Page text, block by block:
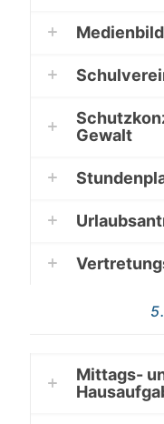
Gewalt
Mittags-